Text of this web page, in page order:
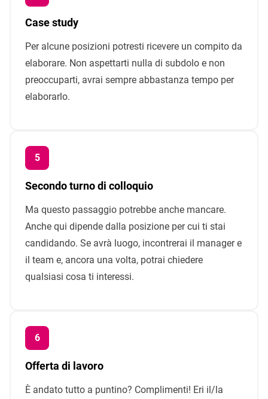
Case study
Per alcune posizioni potresti ricevere un compito da
elaborare. Non aspettarti nulla di subdolo e non
preoccuparti, avrai sempre abbastanza tempo per
elaborarlo.
Secondo turno di colloquio
Ma questo passaggio potrebbe anche mancare.
Anche qui dipende dalla posizione per cui ti stai
candidando. Se avrà luogo, incontrerai il manager e
il team e, ancora una volta, potrai chiedere
qualsiasi cosa ti interessi.
Offerta di lavoro
È andato tutto a puntino? Complimenti! Eri il/la